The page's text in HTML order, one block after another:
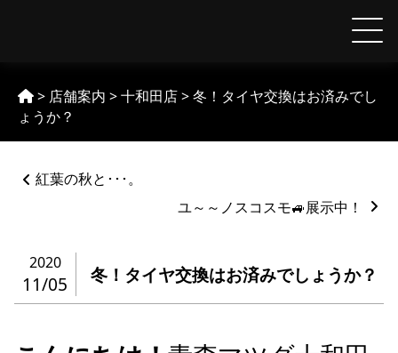
> 店舗案内 >十和田店>冬！タイヤ交換はお済みでし
ょうか？
ー
ョ
ン
紅葉の秋と･･･。
ユ～～ノスコスモ🚙展示中！
2020
11/05 冬！タイヤ交換はお済みでしょうか？